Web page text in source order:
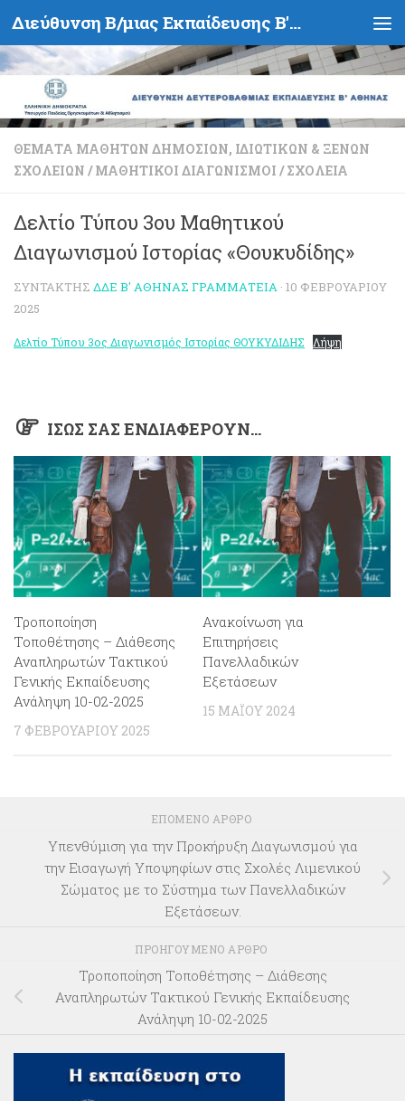
Skip to content Διεύθυνση Β/μιας Εκπαίδευσης Β' Αθήνας - Υπουργείο Παιδείας, Θρησκευμάτων και Αθλητισμού- Ελληνική Δημοκρατία
ΘΈΜΑΤΑ ΜΑΘΗΤΏΝ ΔΗΜΟΣΊΩΝ, ΙΔΙΩΤΙΚΏΝ & ΞΈΝΩΝ
ΣΧΟΛΕΊΩΝ / ΜΑΘΗΤΙΚΟΊ ΔΙΑΓΩΝΙΣΜΟΊ / ΣΧΟΛΕΊΑ
Δελτίο Τύπου 3ου Μαθητικού
Διαγωνισμού Ιστορίας «Θουκυδίδης»
ΣΥΝΤΆΚΤΗΣ ΔΔΕ Β' ΑΘΉΝΑΣ ΓΡΑΜΜΑΤΕΊΑ · 10 ΦΕΒΡΟΥΑΡΊΟΥ
2025
Δελτίο Τύπου 3ος Διαγωνισμός Ιστορίας ΘΟΥΚΥΔΙΔΗΣ Λήψη
ΊΣΩΣ ΣΑΣ ΕΝΔΙΑΦΈΡΟΥΝ…
Τροποποίηση
Τοποθέτησης – Διάθεσης
Αναπληρωτών Τακτικού
Γενικής Εκπαίδευσης
Ανάληψη 10-02-2025
7 ΦΕΒΡΟΥΑΡΊΟΥ 2025
Ανακοίνωση για
Επιτηρήσεις
Πανελλαδικών
Εξετάσεων
15 ΜΑΪ́ΟΥ 2024
ΕΠΌΜΕΝΟ ΆΡΘΡΟ
Υπενθύμιση για την Προκήρυξη Διαγωνισμού για
την Εισαγωγή Υποψηφίων στις Σχολές Λιμενικού
Σώματος με το Σύστημα των Πανελλαδικών
Εξετάσεων.
ΠΡΟΗΓΟΎΜΕΝΟ ΆΡΘΡΟ
Τροποποίηση Τοποθέτησης – Διάθεσης
Αναπληρωτών Τακτικού Γενικής Εκπαίδευσης
Ανάληψη 10-02-2025